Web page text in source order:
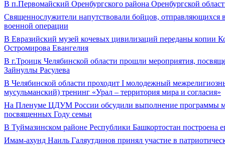
В п.Первомайский Оренбургского района Оренбургской
Священнослужители напутствовали бойцов, отправляющихся
военной операции
В Евразийский музей кочевых цивилизаций переданы копии
Остромирова Евангелия
В г.Троицк Челябинской области прошли мероприятия,
Зайнуллы Расулева
В Челябинской области проходит I молодежный
мусульманский) тренинг «Урал – территория мира и согласия»
На Пленуме ЦДУМ России обсудили выполнение программы
посвященных Году семьи
В Туймазинском районе Республики Башкортостан построена
Имам-ахунд Наиль Галяутдинов принял участие в